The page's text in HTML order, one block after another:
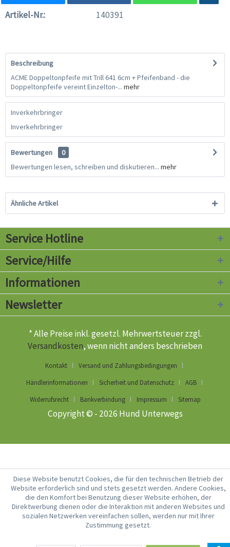
Artikel-Nr.: 140391
Beschreibung
ACME Doppeltonpfeife mit Trill 641 6cm + Pfeifenband - die
Doppeltonpfeife vereint Einzelton-... mehr
Inverkehrbringer
Inverkehrbringer
Bewertungen
0
Bewertungen lesen, schreiben und diskutieren... mehr
Ähnliche Artikel
Service Hotline
Service/Hilfe
Informationen
Newsletter
* Alle Preise inkl. gesetzl. Mehrwertsteuer zzgl.
Versandkosten, wenn nicht anders beschrieben
Kontakt
Versand und Zahlungsbedingungen
Händlerinformationen
Sicherheit und Datenschutz
AGB
Widerrufsrecht
Bankverbindung Impressum Sitemap
Copyright © - 2026 Hund Unterwegs
Diese Website benutzt Cookies, die für den technischen Betrieb der
Website erforderlich sind und stets gesetzt werden. Andere Cookies,
die den Komfort bei Benutzung dieser Website erhöhen, der
Direktwerbung dienen oder die Interaktion mit anderen Websites und
sozialen Netzwerken vereinfachen sollen, werden nur mit Ihrer
Zustimmung gesetzt.